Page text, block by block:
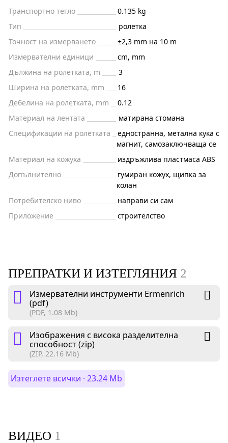
Транспортно тегло
0.135 kg
Тип
ролетка
Точност на измерването
±2,3 mm на 10 m
Измервателни единици
cm, mm
Дължина на ролетката, m
3
Ширина на ролетката, mm
16
Дебелина на ролетката, mm
0.12
Материал на лентата
матирана стомана
Спецификации на ролетката
едностранна, метална кука с
магнит, самозаключваща се
Материал на кожуха
издръжлива пластмаса ABS
Допълнително
гумиран кожух, щипка за
колан
Потребителско ниво
направи си сам
Приложение
строителство
ПРЕПРАТКИ И ИЗТЕГЛЯНИЯ 2
Измервателни инструменти Ermenrich
(pdf)
(PDF, 1.08 Mb)
Изображения с висока разделителна
способност (zip)
(ZIP, 22.16 Mb)
Изтеглете всички · 23.24 Mb
ВИДЕО 1